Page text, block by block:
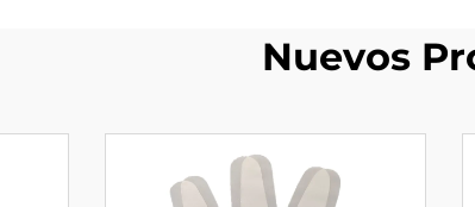
Nuevos